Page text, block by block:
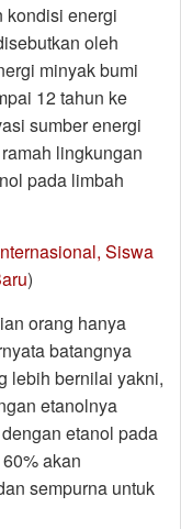
kondisi energi
oleh
minyak bumi
12 tahun ke
sumber energi
lingkungan
pada limbah
Siswa
)
orang hanya
batangnya
lebih bernilai yakni,
etanolnya
etanol pada
akan
sempurna untuk